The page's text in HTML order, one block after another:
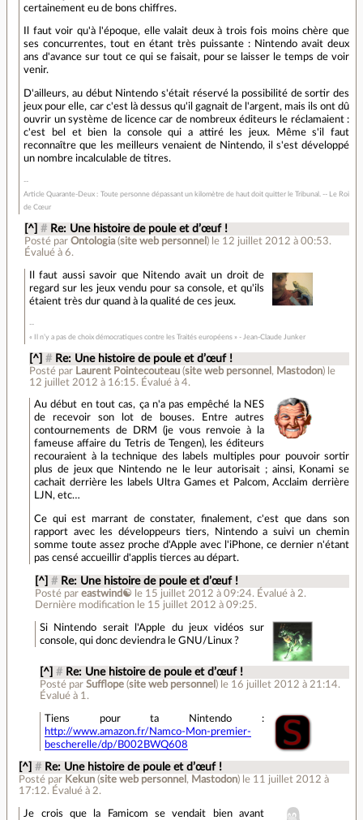
certainement eu de bons chiffres.
Il faut voir qu'à l'époque, elle valait deux à trois fois moins chère que
ses concurrentes, tout en étant très puissante : Nintendo avait deux
ans d'avance sur tout ce qui se faisait, pour se laisser le temps de voir
venir.
D'ailleurs, au début Nintendo s'était réservé la possibilité de sortir des
jeux pour elle, car c'est là dessus qu'il gagnait de l'argent, mais ils ont dû
ouvrir un système de licence car de nombreux éditeurs le réclamaient :
c'est bel et bien la console qui a attiré les jeux. Même s'il faut
reconnaître que les meilleurs venaient de Nintendo, il s'est développé
un nombre incalculable de titres.
Article Quarante-Deux : Toute personne dépassant un kilomètre de haut doit quitter le Tribunal. -- Le Roi
de Cœur
[^] # Re: Une histoire de poule et d’œuf !
Posté par Ontologia(site web personnel ) le 12 juillet 2012 à 00:53.
Évalué à 6.
Il faut aussi savoir que Nitendo avait un droit de
regard sur les jeux vendu pour sa console, et qu'ils
étaient très dur quand à la qualité de ces jeux.
« Il n’y a pas de choix démocratiques contre les Traités européens » - Jean-Claude Junker
[^] # Re: Une histoire de poule et d’œuf !
Posté par Laurent Pointecouteau (site web personnel , Mastodon) le
12 juillet 2012 à 16:15. Évalué à4.
Au début en tout cas, ça n'a pas empêché la NES
de recevoir son lot de bouses. Entre autres
contournements de DRM (je vous renvoie à la
fameuse affaire du Tetris de Tengen), les éditeurs
recouraient à la technique des labels multiples pour pouvoir sortir
plus de jeux que Nintendo ne le leur autorisait ; ainsi, Konami se
cachait derrière les labels Ultra Games et Palcom, Acclaim derrière
LJN, etc…
Ce qui est marrant de constater, finalement, c'est que dans son
rapport avec les développeurs tiers, Nintendo a suivi un chemin
somme toute assez proche d'Apple avec l'iPhone, ce dernier n'étant
pas censé accueillir d'applis tierces au départ.
[^] # Re: Une histoire de poule et d’œuf !
Posté par eastwind☯ le 15 juillet 2012 à 09:24. Évalué à 2.
Dernière modification le 15 juillet 2012 à 09:25.
Si Nintendo serait l'Apple du jeux vidéos sur
console, qui donc deviendra le GNU/Linux ?
[^] # Re: Une histoire de poule et d’œuf !
Posté par Sufflope(site web personnel ) le 16 juillet 2012 à 21:14.
Évalué à 1 .
Tiens pour ta Nintendo :
http://www.amazon.fr/Namco-Mon-premier-
bescherelle/dp/B002BWQ608
[^] # Re: Une histoire de poule et d’œuf !
Posté par Kekun (site web personnel , Mastodon) le 11 juillet 2012 à
17:12. Évalué à 2.
Je crois que la Famicom se vendait bien avant